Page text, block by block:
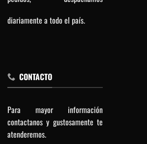
diariamente a todo el país.
CONTACTO
Para mayor información
contactanos y gustosamente te
atenderemos.